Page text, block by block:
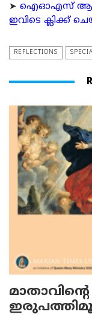
➤ ഐഓഎസ്
ഇവിടെ ക്ലിക്ക്
REFLECTIONS